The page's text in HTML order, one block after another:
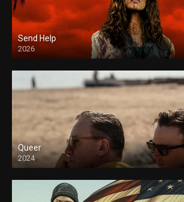
Send Help
2026
Queer
2024